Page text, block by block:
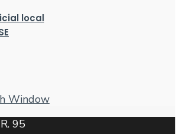
local
Window